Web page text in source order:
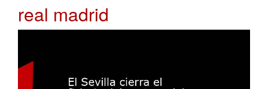
real madrid